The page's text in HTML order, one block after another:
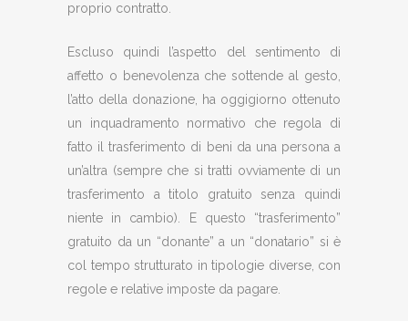
proprio contratto.
Escluso quindi l’aspetto del sentimento di
affetto o benevolenza che sottende al gesto,
l’atto della donazione, ha oggigiorno ottenuto
un inquadramento normativo che regola di
fatto il trasferimento di beni da una persona a
un’altra (sempre che si tratti ovviamente di un
trasferimento a titolo gratuito senza quindi
niente in cambio). E questo “trasferimento”
gratuito da un “donante” a un “donatario” si è
col tempo strutturato in tipologie diverse, con
regole e relative imposte da pagare.